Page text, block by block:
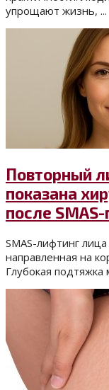
упрощают жизнь, ...
Повторный
показана
после
SMAS-лифтинг
направленная на
Глубокая